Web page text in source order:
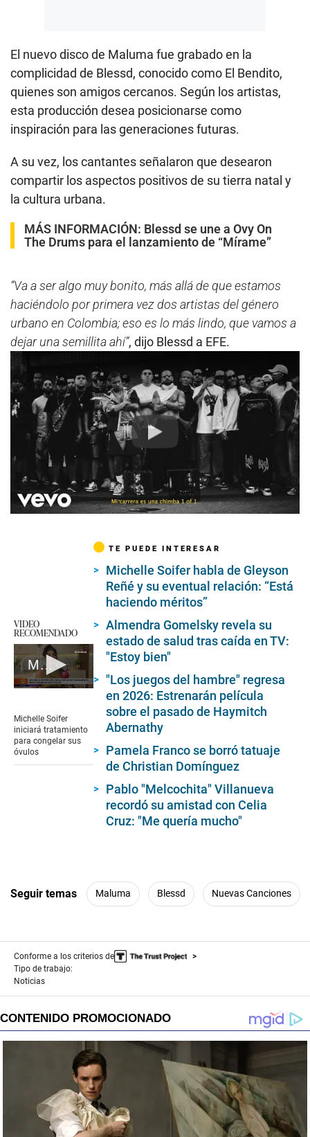
El nuevo disco de Maluma fue grabado en la
complicidad de Blessd, conocido como El Bendito,
quienes son amigos cercanos. Según los artistas,
esta producción desea posicionarse como
inspiración para las generaciones futuras.
A su vez, los cantantes señalaron que desearon
compartir los aspectos positivos de su tierra natal y
la cultura urbana.
MÁS INFORMACIÓN: Blessd se une a Ovy On
The Drums para el lanzamiento de “Mírame”
“Va a ser algo muy bonito, más allá de que estamos
haciéndolo por primera vez dos artistas del género
urbano en Colombia; eso es lo más lindo, que vamos a
dejar una semillita ahí”, dijo Blessd a EFE.
Play
VIDEO
RECOMENDADO
Michelle Soifer iniciará tratamiento para congelar sus óvulos
of
2
minutes,
20
Michelle Soifer
iniciará tratamiento
para congelar sus
óvulos
TE PUEDE INTERESAR
Michelle Soifer habla de Gleyson
Reñé y su eventual relación: “Está
haciendo méritos”
Almendra Gomelsky revela su
estado de salud tras caída en TV:
"Estoy bien"
"Los juegos del hambre" regresa
en 2026: Estrenarán película
sobre el pasado de Haymitch
Abernathy
Pamela Franco se borró tatuaje
de Christian Domínguez
Pablo "Melcochita" Villanueva
recordó su amistad con Celia
Cruz: "Me quería mucho"
Seguir temas Maluma Blessd Nuevas Canciones
Conforme a los criterios de
Tipo de trabajo:
Noticias